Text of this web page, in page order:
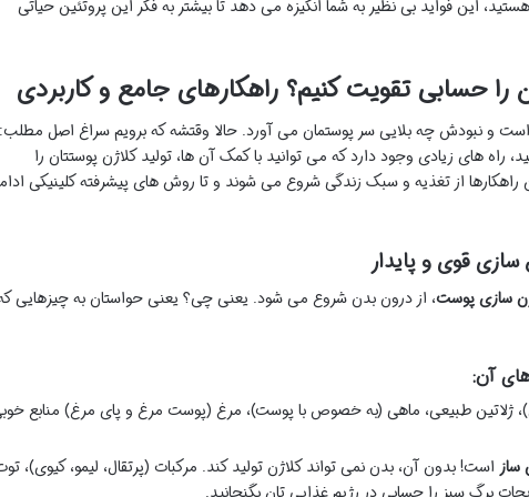
هستید، این فواید بی نظیر به شما انگیزه می دهد تا بیشتر به فکر این پروتئین حیاتی
حسابی تقویت کنیم؟ راهکارهای جامع و کاربردی
و نبودش چه بلایی سر پوستمان می آورد. حالا وقتشه که برویم سراغ اصل
راه های زیادی وجود دارد که می توانید با کمک آن ها، تولید کلاژن پوستتان را
راهکارها از تغذیه و سبک زندگی شروع می شوند و تا روش های پیشرفته کلینیکی
قوی و پایدار
سازی پوست، از درون بدن شروع می شود. یعنی چی؟ یعنی حواستان به چیزهایی
آن:
ژلاتین طبیعی، ماهی (به خصوص با پوست)، مرغ (پوست مرغ و پای مرغ) منابع
ساز است! بدون آن، بدن نمی تواند کلاژن تولید کند. مرکبات (پرتقال، لیمو، کیوی)،